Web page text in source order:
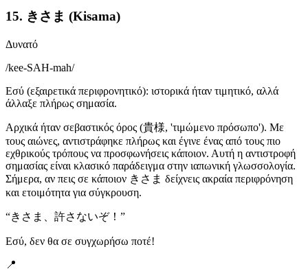
15. きさま (Kisama)
Δυνατό
/kee-SAH-mah/
Εσύ (εξαιρετικά περιφρονητικό): ιστορικά ήταν τιμητικό, αλλά
άλλαξε πλήρως σημασία.
Αρχικά ήταν σεβαστικός όρος (貴様, 'τιμώμενο πρόσωπο'). Με
τους αιώνες, αντιστράφηκε πλήρως και έγινε ένας από τους πιο
εχθρικούς τρόπους να προσφωνήσεις κάποιον. Αυτή η αντιστροφή
σημασίας είναι κλασικό παράδειγμα στην ιαπωνική γλωσσολογία.
Σήμερα, αν πεις σε κάποιον きさま δείχνεις ακραία περιφρόνηση
και ετοιμότητα για σύγκρουση.
“きさま、許さないぞ！ ”
Εσύ, δεν θα σε συγχωρήσω ποτέ!
📍